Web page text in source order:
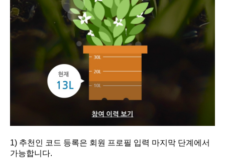
1) 추천인 코드 등록은 회원 프로필 입력 마지막 단계에서
가능합니다.